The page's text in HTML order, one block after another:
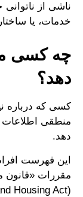
ناشی از ناتوانی
خدمات، یا
چه کسی می
دهد؟
کسی که درباره
منطقی اطلاعات
دهد.
این فهرست
مقررات «قانون